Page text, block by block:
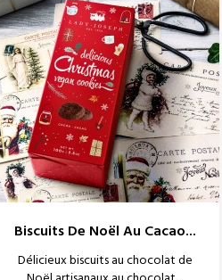
Biscuits De Noël Au Cacao...
Délicieux biscuits au chocolat de